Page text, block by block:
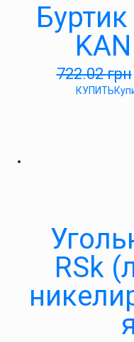
722.02грн
КУПИТЬ
RSk